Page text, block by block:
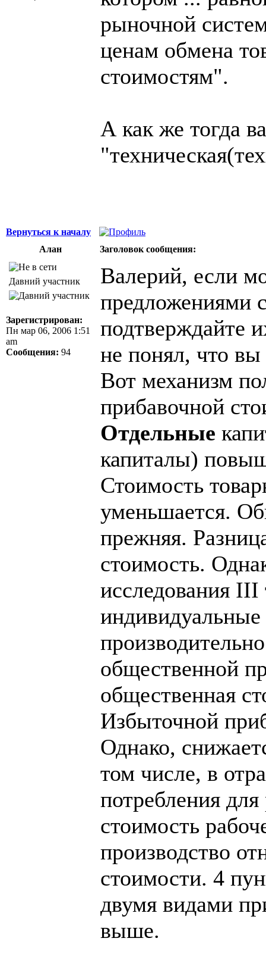
рыночной
ценам обмена
стоимостям".
А как же тогда
Вернуться к началу
Алан
Заголовок сообщения:
Давний участник
Зарегистрирован:
Пн мар 06, 2006 1:51
am
Сообщения: 94
Валерий, если
предложениями
подтверждайте
не понял, что вы
Вот механизм
прибавочной
Отдельные
капиталы)
Стоимость
уменьшается.
прежняя.
стоимость.
исследования III
общественной
общественная
Избыточной
Однако,
том числе, в
потребления
стоимость
производство
стоимости. 4
двумя видами
выше.